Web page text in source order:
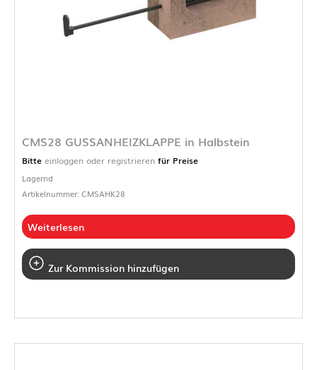
CMS28 GUSSANHEIZKLAPPE in Halbstein
Bitte einloggen oder registrieren für Preise
Lagernd
Artikelnummer: CMSAHK28
Weiterlesen
Zur Kommission hinzufügen